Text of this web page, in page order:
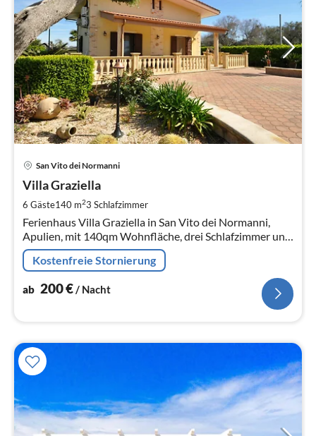
San Vito dei Normanni
Villa Graziella
6 Gäste140 m23 Schlafzimmer
Ferienhaus Villa Graziella in San Vito dei Normanni,
Apulien, mit 140qm Wohnfläche, drei Schlafzimmer und
Platz für 6 Personen.
Kostenfreie Stornierung
ab 200€/ Nacht